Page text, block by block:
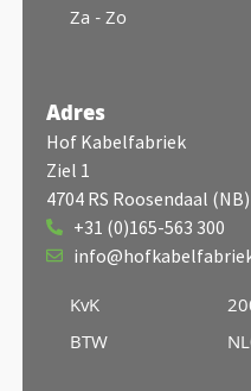
Za - Zo
Adres
Hof Kabelfabriek
Ziel 1
4704 RS Roosendaal (NB)
+31 (0)165-563 300
KvK
BTW